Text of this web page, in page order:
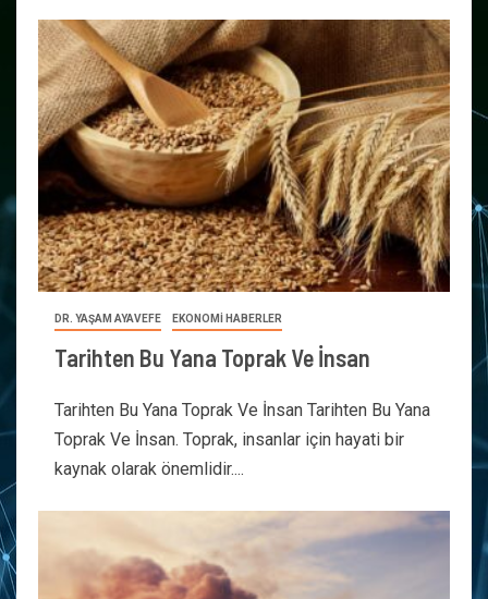
DR. YAŞAM AYAVEFE EKONOMİ HABERLER
Tarihten Bu Yana Toprak Ve İnsan
Tarihten Bu Yana Toprak Ve İnsan Tarihten Bu Yana
Toprak Ve İnsan. Toprak, insanlar için hayati bir
kaynak olarak önemlidir....